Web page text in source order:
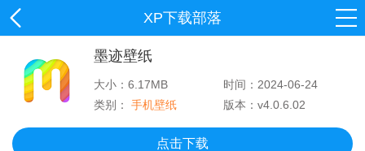
XP下载部落
墨迹壁纸
大小：6.17MB
时间：2024-06-24
类别： 手机壁纸 版本：v4.0.6.02
点击下载